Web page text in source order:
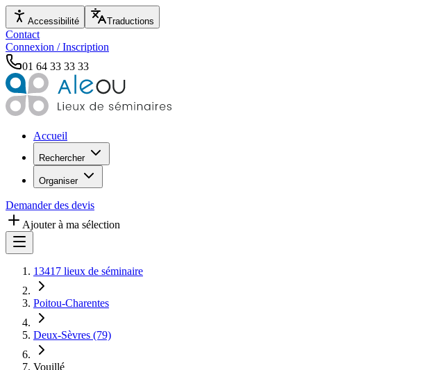
Accessibilité Traductions
Contact
Connexion / Inscription
01 64 33 33 33
Accueil
Rechercher
Organiser
Demander des devis
Ajouter à ma sélection
13417 lieux de séminaire
Poitou-Charentes
Deux-Sèvres (79)
Vouillé